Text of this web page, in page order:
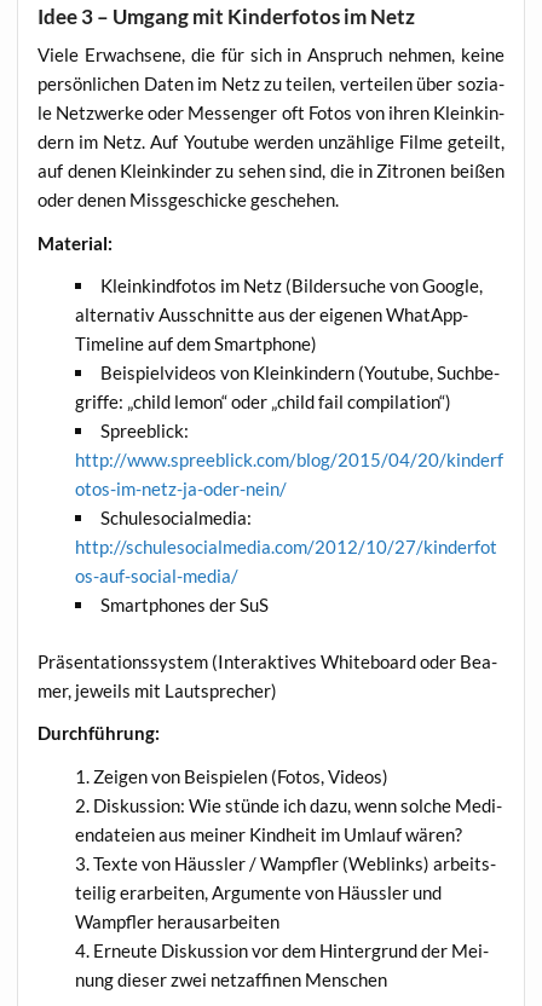
Idee 3 – Umgang mit Kinderfotos im Netz
Vie­le Erwach­se­ne, die für sich in Anspruch neh­men, kei­ne
per­sön­li­chen Daten im Netz zu tei­len, ver­tei­len über sozia­
le Netz­wer­ke oder Mes­sen­ger oft Fotos von ihren Klein­kin­
dern im Netz. Auf You­tube wer­den unzäh­li­ge Fil­me geteilt,
auf denen Klein­kin­der zu sehen sind, die in Zitro­nen bei­ßen
oder denen Miss­ge­schi­cke geschehen.
Mate­ri­al:
Klein­kind­fo­tos im Netz (Bil­der­su­che von Goog­le,
alter­na­tiv Aus­schnit­te aus der eige­nen What­App-
Time­line auf dem Smartphone)
Bei­spiel­vi­de­os von Klein­kin­dern (You­tube, Such­be­
grif­fe: „child lemon“ oder „child fail compilation“)
Spree­blick:
http://www.spreeblick.com/blog/2015/04/20/kinderf
otos-im-netz-ja-oder-nein/
Schu­le­so­cial­me­dia:
http://schulesocialmedia.com/2012/10/27/kinderfot
os-auf-social-media/
Smart­phones der SuS
Prä­sen­ta­ti­ons­sys­tem (Inter­ak­ti­ves White­board oder Bea­
mer, jeweils mit Lautsprecher)
Durch­füh­rung:
Zei­gen von Bei­spie­len (Fotos, Videos)
Dis­kus­si­on: Wie stün­de ich dazu, wenn sol­che Medi­
en­da­tei­en aus mei­ner Kind­heit im Umlauf wären?
Tex­te von Häuss­ler / Wampf­ler (Web­links) arbeits­
tei­lig erar­bei­ten, Argu­men­te von Häuss­ler und
Wampf­ler herausarbeiten
Erneu­te Dis­kus­si­on vor dem Hin­ter­grund der Mei­
nung die­ser zwei netz­af­fi­nen Menschen